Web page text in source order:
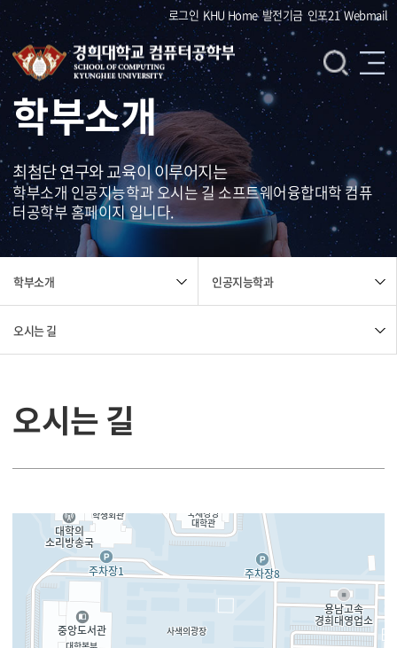
로그인 KHU Home 발전기금 인포21 Webmail
학부소개
최첨단 연구와 교육이 이루어지는
학부소개 인공지능학과 오시는 길 소프트웨어융합대학 컴퓨
터공학부 홈페이지 입니다.
학부소개 인공지능학과
오시는 길
오시는 길